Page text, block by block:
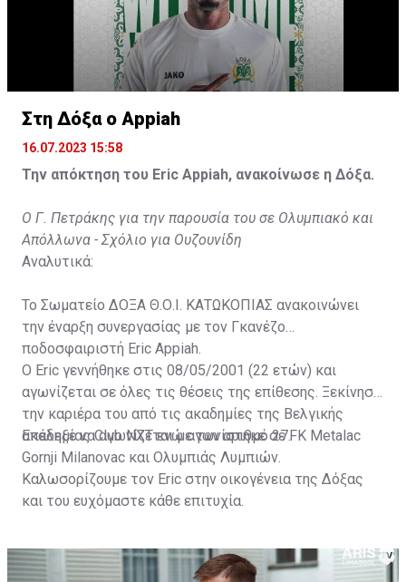
Στη Δόξα ο Appiah
16.07.2023 15:58
Την απόκτηση του Eric Appiah, ανακοίνωσε η Δόξα.
Ο Γ. Πετράκης για την παρουσία του σε Ολυμπιακό και
Απόλλωνα - Σχόλιο για Ουζουνίδη
Αναλυτικά:
Το Σωματείο ΔΟΞΑ Θ.Ο.Ι. ΚΑΤΩΚΟΠΙΑΣ ανακοινώνει
την έναρξη συνεργασίας με τον Γκανέζο
ποδοσφαιριστή Eric Appiah.
Ο Eric γεννήθηκε στις 08/05/2001 (22 ετών) και
αγωνίζεται σε όλες τις θέσεις της επίθεσης. Ξεκίνησε
την καριέρα του από τις ακαδημίες της Βελγικής
ακαδημίας Club NXT ενώ αγωνίστηκε σε FK Metalac
Gornji Milanovac και Ολυμπιάς Λυμπιών.
Επέλεξε να αγωνίζεται με τον αριθμό 27.
Καλωσορίζουμε τον Eric στην οικογένεια της Δόξας
και του ευχόμαστε κάθε επιτυχία.